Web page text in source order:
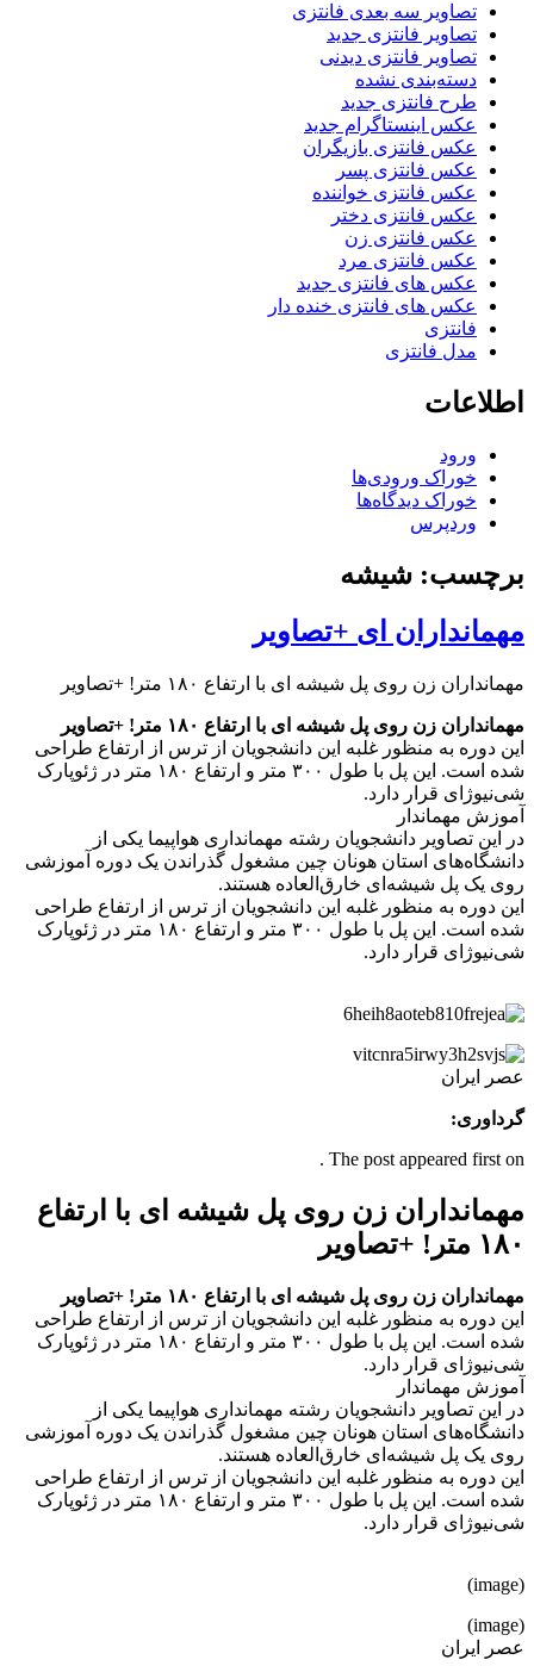
تصاویر سه بعدی فانتزی
تصاویر فانتزی جدید
تصاویر فانتزی دیدنی
دسته‌بندی نشده
طرح فانتزی جدید
عکس اینستاگرام جدید
عکس فانتزی بازیگران
عکس فانتزی پسر
عکس فانتزی خواننده
عکس فانتزی دختر
عکس فانتزی زن
عکس فانتزی مرد
عکس های فانتزی جدید
عکس های فانتزی خنده دار
فانتزی
مدل فانتزی
اطلاعات
ورود
خوراک ورودی‌ها
خوراک دیدگاه‌ها
وردپرس
برچسب: شیشه‌
مهمانداران ای +تصاویر
مهمانداران زن روی پل شیشه‌ ای با ارتفاع ۱۸۰ متر! +تصاویر
مهمانداران زن روی پل شیشه‌ ای با ارتفاع ۱۸۰ متر! +تصاویر
این دوره به منظور غلبه این دانشجویان از ترس از ارتفاع طراحی
شده است. این پل با طول ۳۰۰ متر و ارتفاع ۱۸۰ متر در ژئوپارک
شی‌نیوژای قرار دارد.
آموزش مهماندار
در این تصاویر دانشجویان رشته‌ مهمانداری هواپیما یکی از
دانشگاه‌های استان هونان چین مشغول گذراندن یک دوره آموزشی
روی یک پل شیشه‌ای خارق‌العاده هستند.
این دوره به منظور غلبه این دانشجویان از ترس از ارتفاع طراحی
شده است. این پل با طول ۳۰۰ متر و ارتفاع ۱۸۰ متر در ژئوپارک
شی‌نیوژای قرار دارد.
عصر ایران
گرداوری:
The post appeared first on .
مهمانداران زن روی پل شیشه‌ ای با ارتفاع
۱۸۰ متر! +تصاویر
مهمانداران زن روی پل شیشه‌ ای با ارتفاع ۱۸۰ متر! +تصاویر
این دوره به منظور غلبه این دانشجویان از ترس از ارتفاع طراحی
شده است. این پل با طول ۳۰۰ متر و ارتفاع ۱۸۰ متر در ژئوپارک
شی‌نیوژای قرار دارد.
آموزش مهماندار
در این تصاویر دانشجویان رشته‌ مهمانداری هواپیما یکی از
دانشگاه‌های استان هونان چین مشغول گذراندن یک دوره آموزشی
روی یک پل شیشه‌ای خارق‌العاده هستند.
این دوره به منظور غلبه این دانشجویان از ترس از ارتفاع طراحی
شده است. این پل با طول ۳۰۰ متر و ارتفاع ۱۸۰ متر در ژئوپارک
شی‌نیوژای قرار دارد.
(image)
(image)
عصر ایران